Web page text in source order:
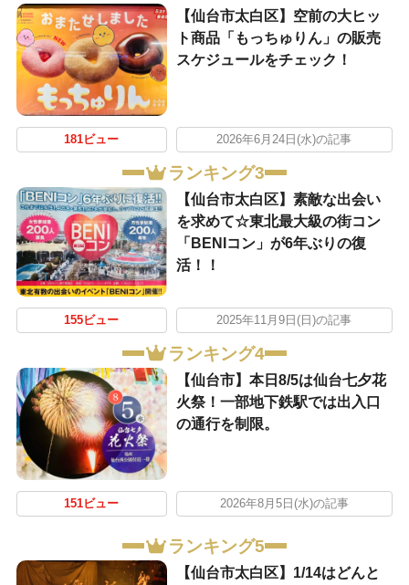
【仙台市太白区】空前の大ヒッ
ト商品「もっちゅりん」の販売
スケジュールをチェック！
181ビュー 2026年6月24日(水)の記事
ランキング3
【仙台市太白区】素敵な出会い
を求めて☆東北最大級の街コン
「BENIコン」が6年ぶりの復
活！！
155ビュー 2025年11月9日(日)の記事
ランキング4
【仙台市】本日8/5は仙台七夕花
火祭！一部地下鉄駅では出入口
の通行を制限。
151ビュー 2026年8月5日(水)の記事
ランキング5
【仙台市太白区】1/14はどんと